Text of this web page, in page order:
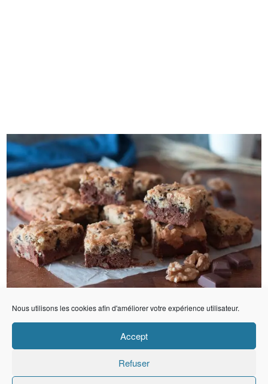
Nous utilisons les cookies afin d'améliorer votre expérience utilisateur.
Accept
Refuser